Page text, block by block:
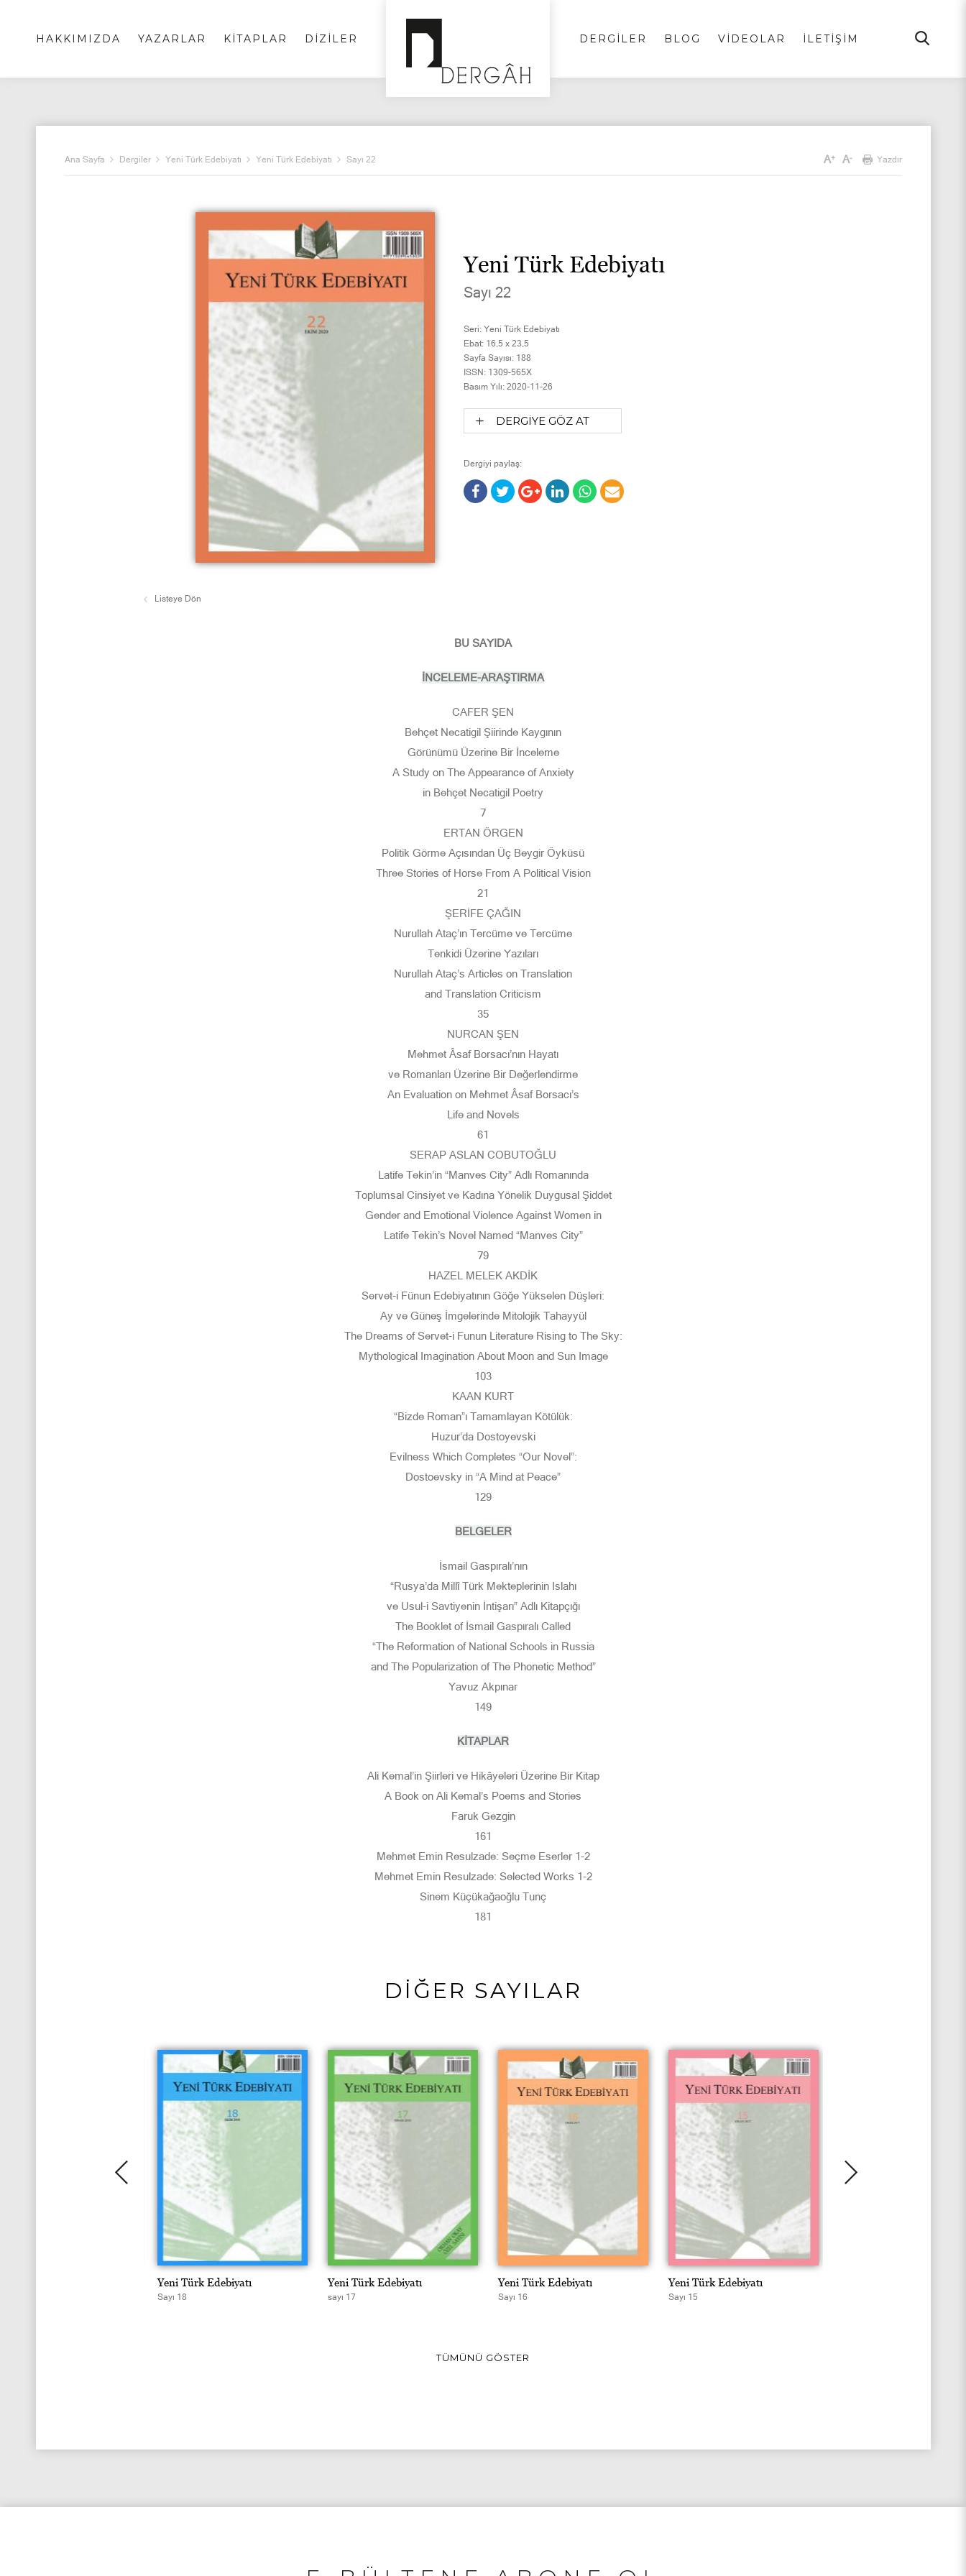
HAKKIMIZDA YAZARLAR KİTAPLAR DİZİLER İLETİŞİM
VİDEOLAR
BLOG
DERGİLER
Ana Sayfa Dergiler Yeni Türk Edebiyatı Yeni Türk Edebiyatı Sayı 22 A+ A- Yazdır
Yeni Türk Edebiyatı
Sayı 22
Seri: Yeni Türk Edebiyatı
Ebat: 16,5 x 23,5
Sayfa Sayısı: 188
ISSN: 1309-565X
Basım Yılı: 2020-11-26
DERGİYE GÖZ AT
Dergiyi paylaş:
Listeye Dön
BU SAYIDA
İNCELEME-ARAŞTIRMA
CAFER ŞEN
Behçet Necatigil Şiirinde Kaygının
Görünümü Üzerine Bir İnceleme
A Study on The Appearance of Anxiety
in Behçet Necatigil Poetry
7
ERTAN ÖRGEN
Politik Görme Açısından Üç Beygir Öyküsü
Three Stories of Horse From A Political Vision
21
ŞERİFE ÇAĞIN
Nurullah Ataç’ın Tercüme ve Tercüme
Tenkidi Üzerine Yazıları
Nurullah Ataç’s Articles on Translation
and Translation Criticism
35
NURCAN ŞEN
Mehmet Âsaf Borsacı’nın Hayatı
ve Romanları Üzerine Bir Değerlendirme
An Evaluation on Mehmet Âsaf Borsacı’s
Life and Novels
61
SERAP ASLAN COBUTOĞLU
Latife Tekin’in “Manves City” Adlı Romanında
Toplumsal Cinsiyet ve Kadına Yönelik Duygusal Şiddet
Gender and Emotional Violence Against Women in
Latife Tekin’s Novel Named “Manves City”
79
HAZEL MELEK AKDİK
Servet-i Fünun Edebiyatının Göğe Yükselen Düşleri:
Ay ve Güneş İmgelerinde Mitolojik Tahayyül
The Dreams of Servet-i Funun Literature Rising to The Sky:
Mythological Imagination About Moon and Sun Image
103
KAAN KURT
“Bizde Roman”ı Tamamlayan Kötülük:
Huzur’da Dostoyevski
Evilness Which Completes “Our Novel”:
Dostoevsky in “A Mind at Peace”
129
BELGELER
İsmail Gaspıralı’nın
“Rusya’da Millî Türk Mekteplerinin Islahı
ve Usul-i Savtiyenin İntişarı” Adlı Kitapçığı
The Booklet of İsmail Gaspıralı Called
“The Reformation of National Schools in Russia
and The Popularization of The Phonetic Method”
Yavuz Akpınar
149
KİTAPLAR
Ali Kemal’in Şiirleri ve Hikâyeleri Üzerine Bir Kitap
A Book on Ali Kemal’s Poems and Stories
Faruk Gezgin
161
Mehmet Emin Resulzade: Seçme Eserler 1-2
Mehmet Emin Resulzade: Selected Works 1-2
Sinem Küçükağaoğlu Tunç
181
DİĞER SAYILAR
Yeni Türk Edebiyatı
Sayı 18
Yeni Türk Edebiyatı
sayı 17
Yeni Türk Edebiyatı
Sayı 16
Yeni Türk Edebiyatı
Sayı 15
TÜMÜNÜ GÖSTER